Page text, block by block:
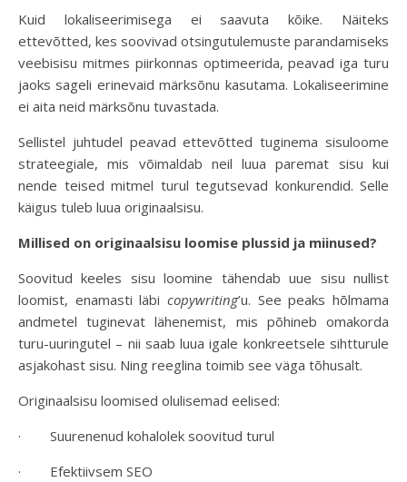
Kuid lokaliseerimisega ei saavuta kõike. Näiteks
ettevõtted, kes soovivad otsingutulemuste parandamiseks
veebisisu mitmes piirkonnas optimeerida, peavad iga turu
jaoks sageli erinevaid märksõnu kasutama. Lokaliseerimine
ei aita neid märksõnu tuvastada.
Sellistel juhtudel peavad ettevõtted tuginema sisuloome
strateegiale, mis võimaldab neil luua paremat sisu kui
nende teised mitmel turul tegutsevad konkurendid. Selle
käigus tuleb luua originaalsisu.
Millised on originaalsisu loomise plussid ja miinused?
Soovitud keeles sisu loomine tähendab uue sisu nullist
loomist, enamasti läbi copywriting’u. See peaks hõlmama
andmetel tuginevat lähenemist, mis põhineb omakorda
turu-uuringutel – nii saab luua igale konkreetsele sihtturule
asjakohast sisu. Ning reeglina toimib see väga tõhusalt.
Originaalsisu loomised olulisemad eelised:
· Suurenenud kohalolek soovitud turul
· Efektiivsem SEO